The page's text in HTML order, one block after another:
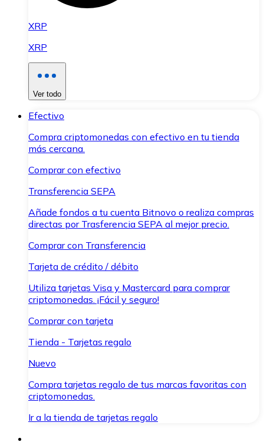
XRP
XRP
Ver todo
Efectivo
Compra criptomonedas con efectivo en tu tienda
más cercana.
Comprar con efectivo
Transferencia SEPA
Añade fondos a tu cuenta Bitnovo o realiza compras
directas por Trasferencia SEPA al mejor precio.
Comprar con Transferencia
Tarjeta de crédito / débito
Utiliza tarjetas Visa y Mastercard para comprar
criptomonedas. ¡Fácil y seguro!
Comprar con tarjeta
Tienda - Tarjetas regalo
Nuevo
Compra tarjetas regalo de tus marcas favoritas con
criptomonedas.
Ir a la tienda de tarjetas regalo